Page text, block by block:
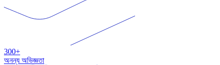
300+
অনন্য অভিজ্ঞতা